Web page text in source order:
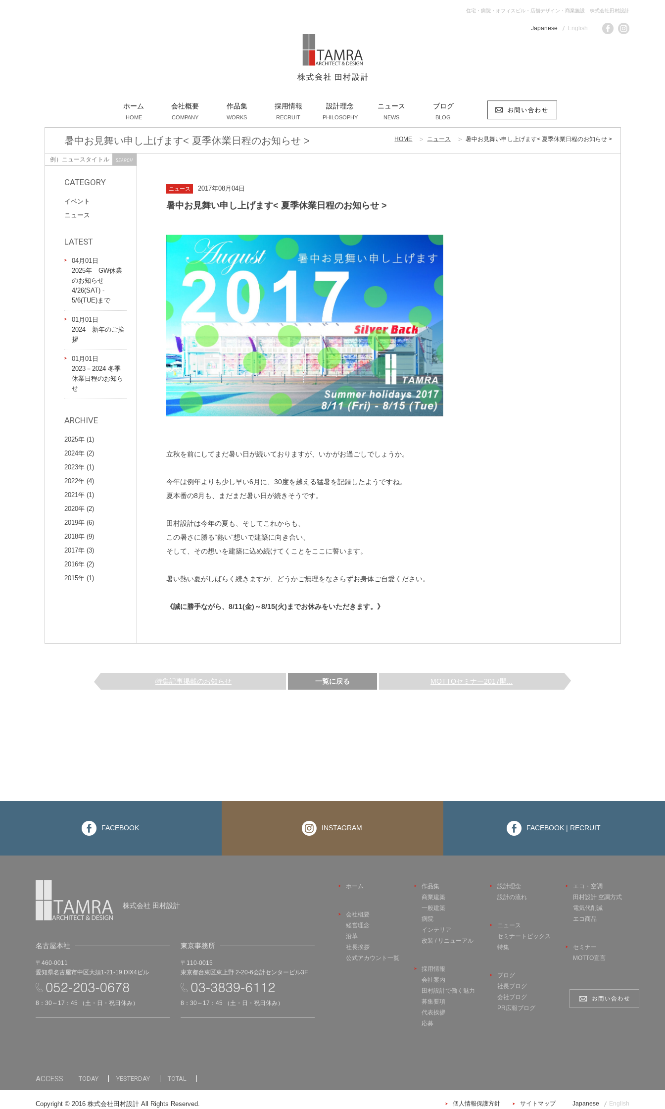
住宅・病院・オフィスビル・店舗デザイン・商業施設 株式会社田村設計
Japanese English
ホーム
HOME
会社概要
COMPANY
作品集
WORKS
採用情報
RECRUIT
設計理念
PHILOSOPHY
ニュース
NEWS
ブログ
BLOG
暑中お見舞い申し上げます< 夏季休業日程のお知らせ > HOME ニュース 暑中お見舞い申し上げます< 夏季休業日程のお知らせ >
CATEGORY
イベント
ニュース
LATEST
04月01日
2025年 GW休業
のお知らせ
4/26(SAT) -
5/6(TUE)まで
01月01日
2024 新年のご挨
拶
01月01日
2023－2024 冬季
休業日程のお知ら
せ
ARCHIVE
2025年 (1)
2024年 (2)
2023年 (1)
2022年 (4)
2021年 (1)
2020年 (2)
2019年 (6)
2018年 (9)
2017年 (3)
2016年 (2)
2015年 (1)
ニュース 2017年08月04日
暑中お見舞い申し上げます< 夏季休業日程のお知らせ >
立秋を前にしてまだ暑い日が続いておりますが、いかがお過ごしでしょうか。
今年は例年よりも少し早い6月に、30度を越える猛暑を記録したようですね。
夏本番の8月も、まだまだ暑い日が続きそうです。
田村設計は今年の夏も、そしてこれからも、
この暑さに勝る“熱い”想いで建築に向き合い、
そして、その想いを建築に込め続けてくことをここに誓います。
暑い熱い夏がしばらく続きますが、どうかご無理をなさらずお身体ご自愛ください。
《誠に勝手ながら、8/11(金)～8/15(火)までお休みをいただきます。》
特集記事掲載のお知らせ 一覧に戻る MOTTOセミナー2017開...
FACEBOOK INSTAGRAM FACEBOOK | RECRUIT
株式会社 田村設計
名古屋本社
〒460-0011
愛知県名古屋市中区大須1-21-19 DIX4ビル
8：30～17：45 （土・日・祝日休み）
東京事務所
〒110-0015
東京都台東区東上野 2-20-6会計センタービル3F
8：30～17：45 （土・日・祝日休み）
ホーム
会社概要
経営理念
沿革
社長挨拶
公式アカウント一覧
作品集
商業建築
一般建築
病院
インテリア
改装 / リニューアル
採用情報
会社案内
田村設計で働く魅力
募集要項
代表挨拶
応募
設計理念
設計の流れ
ニュース
セミナートピックス
特集
ブログ
社長ブログ
会社ブログ
PR広報ブログ
エコ・空調
田村設計 空調方式
電気代削減
エコ商品
セミナー
MOTTO宣言
ACCESS TODAY YESTERDAY TOTAL
Copyright © 2016 株式会社田村設計 All Rights Reserved. 個人情報保護方針 サイトマップ Japanese English